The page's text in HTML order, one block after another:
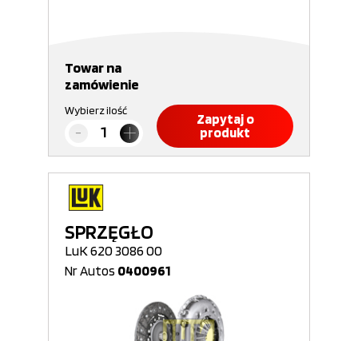
Towar na
zamówienie
Wybierz ilość
Zapytaj o
produkt
SPRZĘGŁO
LuK 620 3086 00
Nr Autos 0400961